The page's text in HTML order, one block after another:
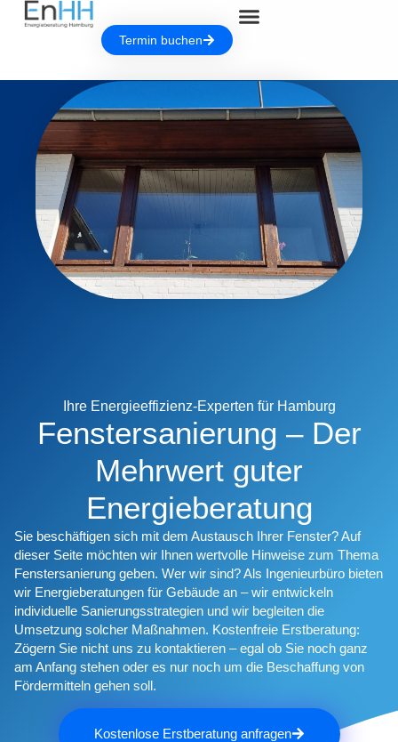
Termin buchen
Ihre Energieeffizienz-Experten für Hamburg
Fenstersanierung – Der
Mehrwert guter
Energieberatung
Sie beschäftigen sich mit dem Austausch Ihrer Fenster? Auf
dieser Seite möchten wir Ihnen wertvolle Hinweise zum Thema
Fenstersanierung geben. Wer wir sind? Als Ingenieurbüro bieten
wir Energieberatungen für Gebäude an – wir entwickeln
individuelle Sanierungsstrategien und wir begleiten die
Umsetzung solcher Maßnahmen. Kostenfreie Erstberatung:
Zögern Sie nicht uns zu kontaktieren – egal ob Sie noch ganz
am Anfang stehen oder es nur noch um die Beschaffung von
Fördermitteln gehen soll.
Kostenlose Erstberatung anfragen